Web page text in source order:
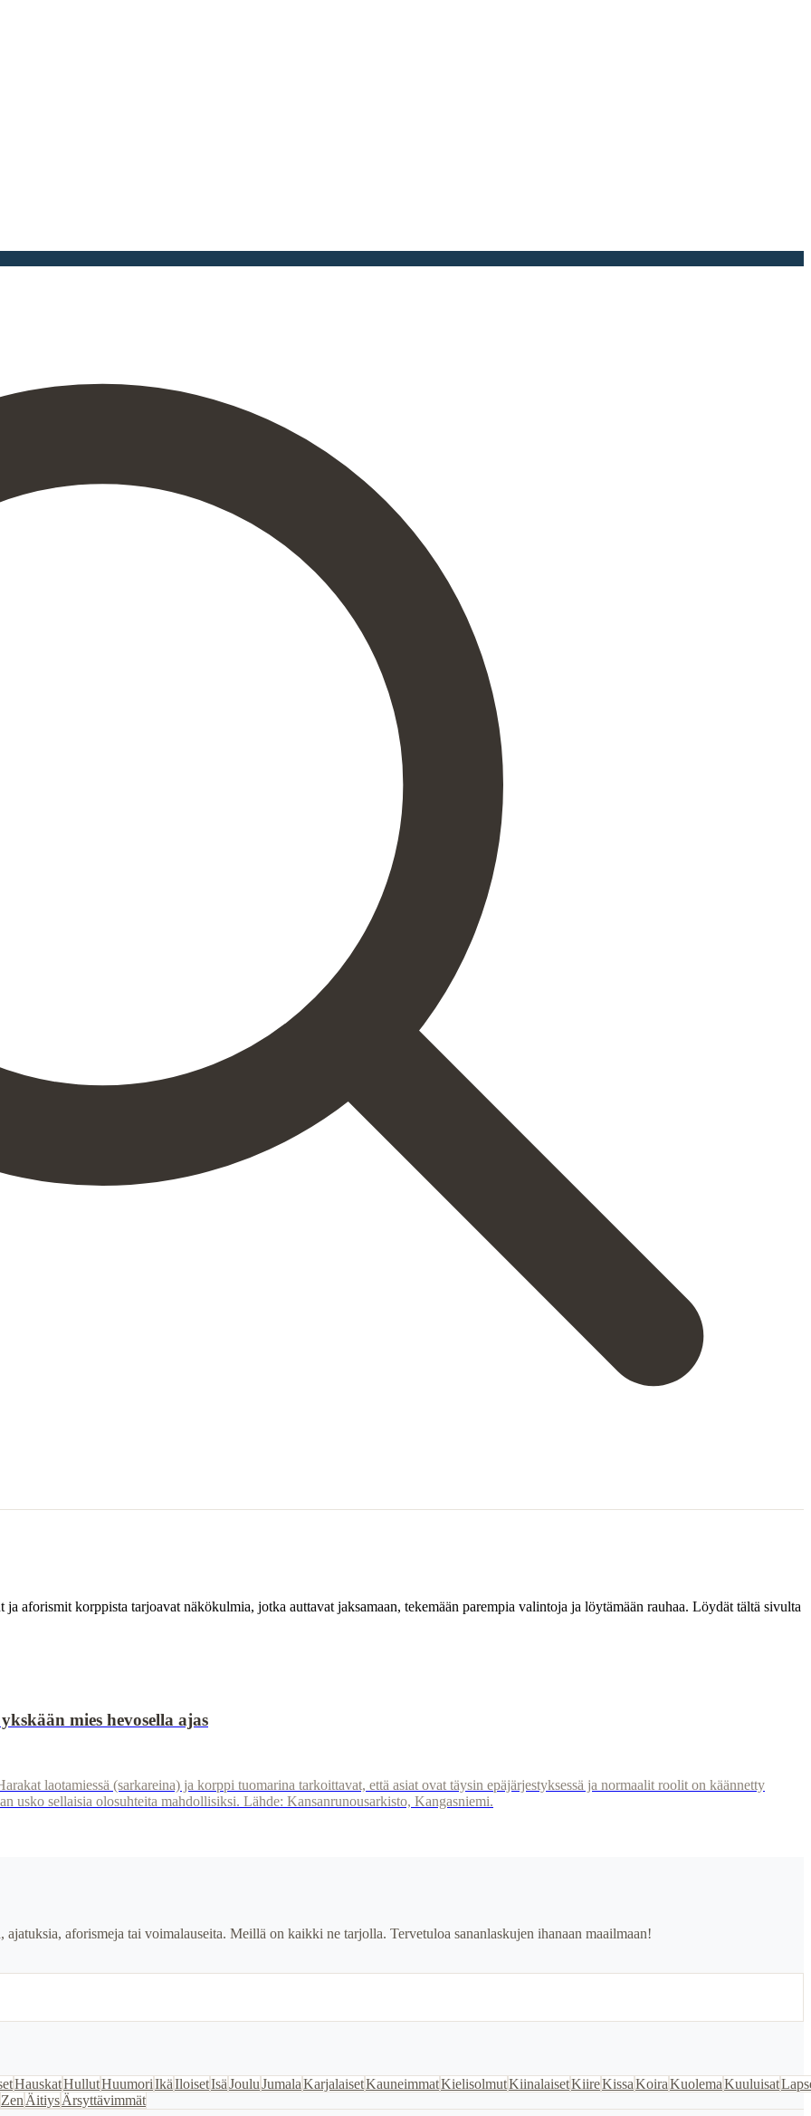
aforismit korppista tarjoavat näkökulmia, jotka auttavat jaksamaan, tekemään parempia valintoja ja löytämään rauhaa. Löydät tältä sivulta
mies hevosella ajas
laotamiessä (sarkareina) ja korppi tuomarina tarkoittavat, että asiat ovat täysin epäjärjestyksessä ja normaalit roolit on käännetty
usko sellaisia olosuhteita mahdollisiksi. Lähde: Kansanrunousarkisto, Kangasniemi.
ajatuksia, aforismeja tai voimalauseita. Meillä on kaikki ne tarjolla. Tervetuloa sananlaskujen ihanaan maailmaan!
HauskatHullutHuumoriIkäIloisetIsäJouluJumalaKarjalaisetKauneimmatKielisolmutKiinalaisetKiireKissaKoiraKuolemaKuuluisat
Zen ÄitiysÄrsyttävimmät